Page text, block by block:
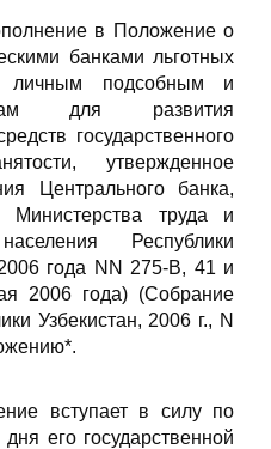
в Положение о
банками льготных
личным подсобным и
для развития
государственного
утвержденное
Центрального банка,
Министерства труда и
Республики
года NN 275-В, 41 и
2006 года) (Собрание
Узбекистан, 2006 г., N
вступает в силу по
его государственной